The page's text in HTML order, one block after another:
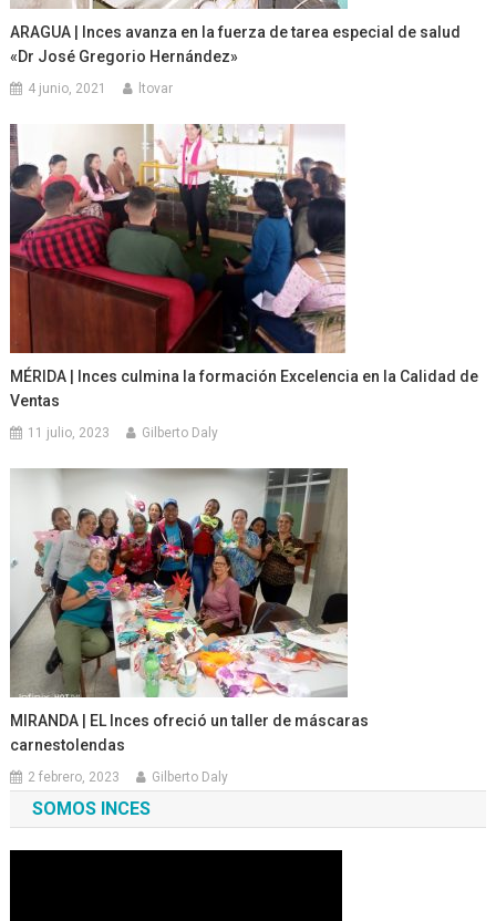
ARAGUA | Inces avanza en la fuerza de tarea especial de salud
«Dr José Gregorio Hernández»
4 junio, 2021 ltovar
MÉRIDA | Inces culmina la formación Excelencia en la Calidad de
Ventas
11 julio, 2023 Gilberto Daly
MIRANDA | EL Inces ofreció un taller de máscaras
carnestolendas
2 febrero, 2023 Gilberto Daly
SOMOS INCES